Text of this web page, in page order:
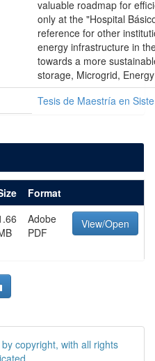
valuable roadmap for
only at the "Hospital
reference for other
energy infrastructure in
towards a more
storage, Microgrid,
Tesis de Maestría en
Format
Adobe
PDF
View/Open
copyright, with all rights